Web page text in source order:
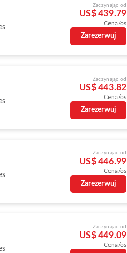
Zaczynając od
US$ 439.79
Cena/os
Zarezerwuj
Zaczynając od
US$ 443.82
Cena/os
Zarezerwuj
Zaczynając od
US$ 446.99
Cena/os
Zarezerwuj
Zaczynając od
US$ 449.09
Cena/os